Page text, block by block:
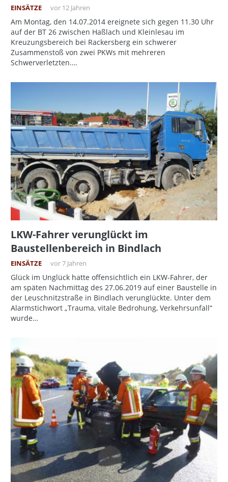
EINSÄTZE vor 12 Jahren
Am Montag, den 14.07.2014 ereignete sich gegen 11.30 Uhr
auf der BT 26 zwischen Haßlach und Kleinlesau im
Kreuzungsbereich bei Rackersberg ein schwerer
Zusammenstoß von zwei PKWs mit mehreren
Schwerverletzten.…
LKW-Fahrer verunglückt im
Baustellenbereich in Bindlach
EINSÄTZE vor 7 Jahren
Glück im Unglück hatte offensichtlich ein LKW-Fahrer, der
am späten Nachmittag des 27.06.2019 auf einer Baustelle in
der Leuschnitzstraße in Bindlach verunglückte. Unter dem
Alarmstichwort „Trauma, vitale Bedrohung, Verkehrsunfall“
wurde…